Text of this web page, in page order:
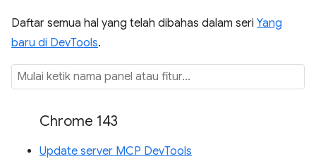
Daftar semua hal yang telah dibahas dalam seri Yang
baru di DevTools.
Chrome 143
Update server MCP DevTools